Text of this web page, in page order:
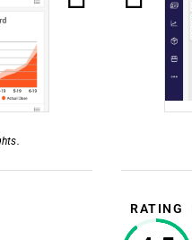
RATING